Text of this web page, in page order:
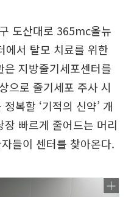
도산대로 365mc올뉴
에서 탈모 치료를 위한
지방줄기세포센터를
으로 줄기세포 주사 시
복할 ‘기적의 신약’ 개
빠르게 줄어드는 머리
들이 센터를 찾아온다.